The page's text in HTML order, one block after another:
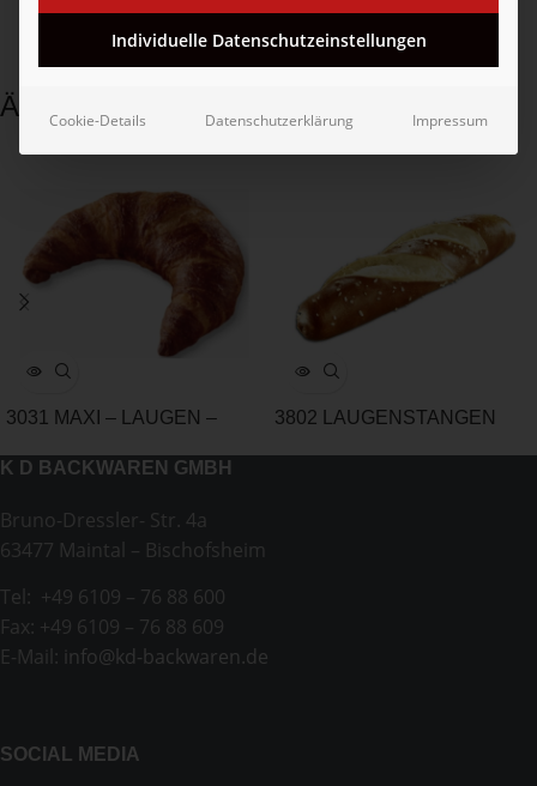
Ähnliche Produkte
3031 MAXI – LAUGEN –
3802 LAUGENSTANGEN
K D BACKWAREN GMBH
Bruno-Dressler- Str. 4a
63477 Maintal – Bischofsheim
Tel: +49 6109 – 76 88 600
Fax: +49 6109 – 76 88 609
E-Mail: info@kd-backwaren.de
SOCIAL MEDIA
Individuelle Datenschutzeinstellungen
Cookie-Details Datenschutzerklärung Impressum